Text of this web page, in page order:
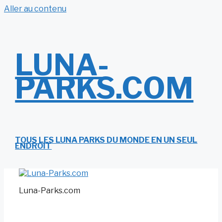
Aller au contenu
LUNA-
PARKS.COM
TOUS LES LUNA PARKS DU MONDE EN UN SEUL
ENDROIT
Luna-Parks.com